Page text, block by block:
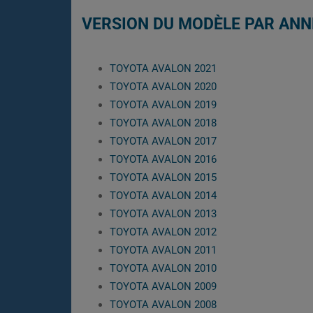
VERSION DU MODÈLE PAR
TOYOTA AVALON 2021
TOYOTA AVALON 2020
TOYOTA AVALON 2019
TOYOTA AVALON 2018
TOYOTA AVALON 2017
TOYOTA AVALON 2016
TOYOTA AVALON 2015
TOYOTA AVALON 2014
TOYOTA AVALON 2013
TOYOTA AVALON 2012
TOYOTA AVALON 2011
TOYOTA AVALON 2010
TOYOTA AVALON 2009
TOYOTA AVALON 2008